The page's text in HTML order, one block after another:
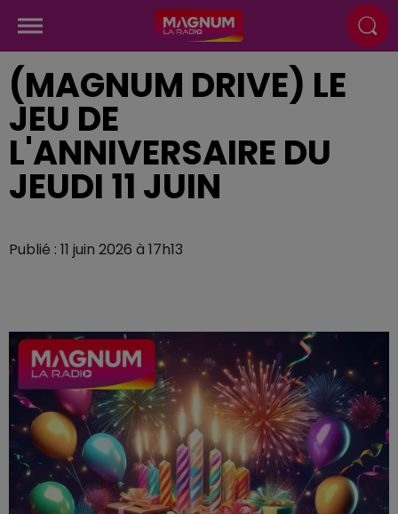
(MAGNUM DRIVE) LE
JEU DE
L'ANNIVERSAIRE DU
JEUDI 11 JUIN
Publié : 11 juin 2026 à 17h13